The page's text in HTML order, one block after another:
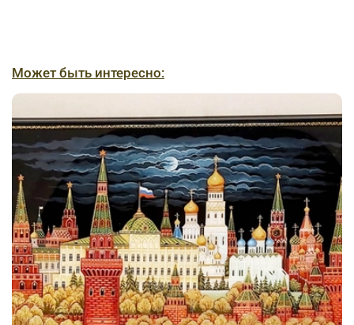
Может быть интересно: